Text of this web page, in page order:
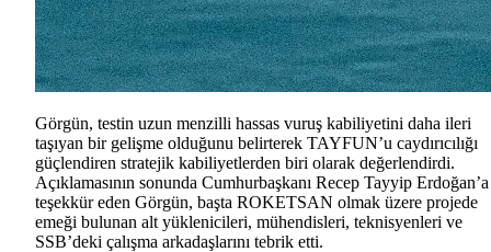
Görgün, testin uzun menzilli hassas vuruş kabiliyetini daha ileri
taşıyan bir gelişme olduğunu belirterek TAYFUN’u caydırıcılığı
güçlendiren stratejik kabiliyetlerden biri olarak değerlendirdi.
Açıklamasının sonunda Cumhurbaşkanı Recep Tayyip Erdoğan’a
teşekkür eden Görgün, başta ROKETSAN olmak üzere projede
emeği bulunan alt yüklenicileri, mühendisleri, teknisyenleri ve
SSB’deki çalışma arkadaşlarını tebrik etti.